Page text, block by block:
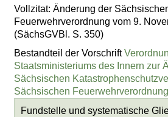
Vollzitat: Änderung der
Feuerwehrverordnung vom 9.
(SächsGVBl. S. 350)
Bestandteil der Vorschrift
Staatsministeriums des Innern zur
Sächsischen
Sächsischen Feuerwehrverordnung
Fundstelle und systematische